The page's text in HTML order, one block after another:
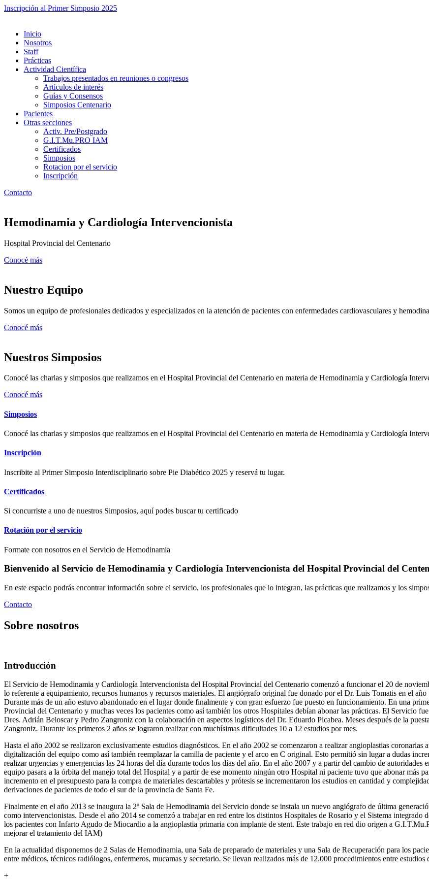
Inscripción al Primer Simposio 2025
Inicio
Nosotros
Staff
Prácticas
Actividad Científica
Trabajos presentados en reuniones o congresos
Artículos de interés
Guías y Consensos
Simposios Centenario
Pacientes
Otras secciones
Activ. Pre/Postgrado
G.I.T.Mu.PRO IAM
Certificados
Simposios
Rotacion por el servicio
Inscripción
Contacto
Hemodinamia y Cardiología Intervencionista
Hospital Provincial del Centenario
Conocé más
Nuestro Equipo
Somos un equipo de profesionales dedicados y especializados en la atención de pacientes con enfermedades cardiovasculares y
Conocé más
Nuestros Simposios
Conocé las charlas y simposios que realizamos en el Hospital Provincial del Centenario en materia de Hemodinamia y Cardiología
Conocé más
Simposios
Conocé las charlas y simposios que realizamos en el Hospital Provincial del Centenario en materia de Hemodinamia y Cardiología
Inscripción
Inscribite al Primer Simposio Interdisciplinario sobre Pie Diabético 2025 y reservá tu lugar.
Certificados
Si concurriste a uno de nuestros Simposios, aquí podes buscar tu certificado
Rotación por el servicio
Formate con nosotros en el Servicio de Hemodinamia
Bienvenido al Servicio de Hemodinamia y Cardiología Intervencionista del Hospital Provincial del
En este espacio podrás encontrar información sobre el servicio, los profesionales que lo integran, las prácticas que realizamos y los
Contacto
Sobre nosotros
Introducción
El Servicio de Hemodinamia y Cardiología Intervencionista del Hospital Provincial del Centenario comenzó a funcionar el 20 de
lo referente a equipamiento, recursos humanos y recursos materiales. El angiógrafo original fue donado por el Dr. Luis Tomatis en el
Durante más de un año estuvo abandonado en el lugar donde finalmente y con gran esfuerzo fue puesto en funcionamiento. En una
Provincial del Centenario y muchas veces los pacientes como así también los otros Hospitales debían abonar las prácticas. El Servicio
Dres. Adrián Beloscar y Pedro Zangroniz con la colaboración en aspectos logísticos del Dr. Eduardo Picabea. Meses después de la
Zangroniz. Durante los primeros 2 años se lograron realizar con muchísimas dificultades 10 a 12 estudios por mes.
Hasta el año 2002 se realizaron exclusivamente estudios diagnósticos. En el año 2002 se comenzaron a realizar angioplastias
digitalización del equipo como así también reemplazar la camilla de paciente y el arco en C original. Esto permitió sin lugar a dudas
realizar urgencias y emergencias las 24 horas del día durante todos los días del año. En el año 2007 y a partir del cambio de autoridades
equipo pasara a la órbita del manejo total del Hospital y a partir de ese momento ningún otro Hospital ni paciente tuvo que abonar más
incremento en el presupuesto para la compra de materiales descartables y prótesis se incrementaron los estudios en cantidad y
derivaciones de pacientes de todo el sur de la provincia de Santa Fe.
Finalmente en el año 2013 se inaugura la 2º Sala de Hemodinamia del Servicio donde se instala un nuevo angiógrafo de última
como intervencionistas. Desde el año 2014 se comenzó a trabajar en red entre los distintos Hospitales de Rosario y el Sistema integrado
los pacientes con Infarto Agudo de Miocardio a la angioplastia primaria con implante de stent. Este trabajo en red dio origen a
mejorar el tratamiento del IAM)
En la actualidad disponemos de 2 Salas de Hemodinamia, una Sala de preparado de materiales y una Sala de Recuperación para los
entre médicos, técnicos radiólogos, enfermeros, mucamas y secretario. Se llevan realizados más de 12.000 procedimientos entre estudios
+